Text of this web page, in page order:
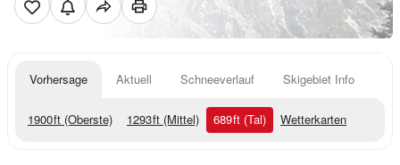
Vorhersage Aktuell Schneeverlauf Skigebiet Info
1900ft (Oberste) 1293ft (Mittel) 689ft (Tal) Wetterkarten